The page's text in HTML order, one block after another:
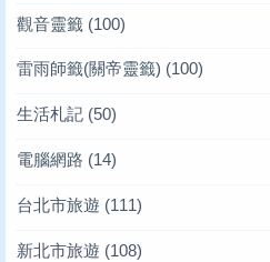
觀音靈籤 (100)
雷雨師籤(關帝靈籤) (100)
生活札記 (50)
電腦網路 (14)
台北市旅遊 (111)
新北市旅遊 (108)